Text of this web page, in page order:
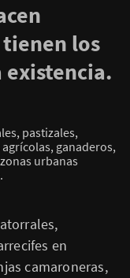
los
existencia.
en
camaroneras,